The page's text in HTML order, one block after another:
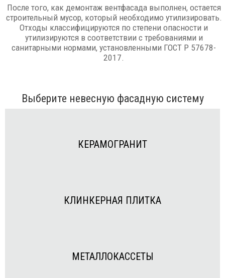
После того, как демонтаж вентфасада выполнен, остается
строительный мусор, который необходимо утилизировать.
Отходы классифицируются по степени опасности и
утилизируются в соответствии с требованиями и
санитарными нормами, установленными ГОСТ Р 57678-
2017.
Выберите невесную фасадную систему
КЕРАМОГРАНИТ
КЛИНКЕРНАЯ ПЛИТКА
МЕТАЛЛОКАССЕТЫ